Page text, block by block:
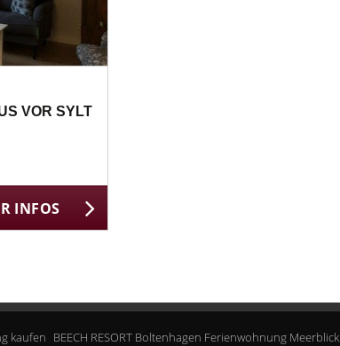
VOR SYLT
INFOS
kaufen BEECH RESORT Boltenhagen Ferienwohnung Meerblick